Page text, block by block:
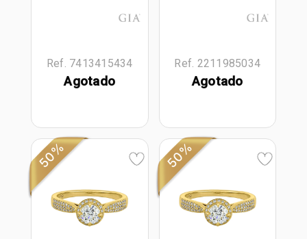
Ref. 7413415434
Agotado
Ref. 2211985034
Agotado
50% 50%